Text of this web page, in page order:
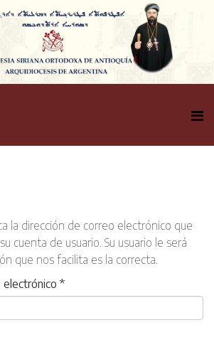
la dirección de correo electrónico que
cuenta de usuario. Su usuario le será
que nos facilita es la correcta.
electrónico *